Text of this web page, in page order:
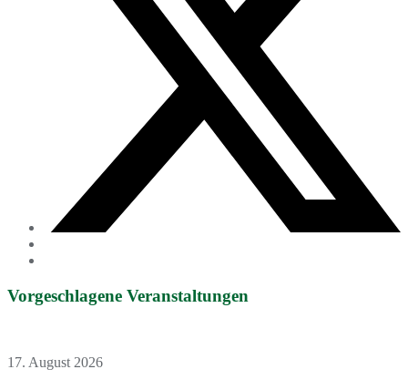
Vorgeschlagene Veranstaltungen
17. August 2026